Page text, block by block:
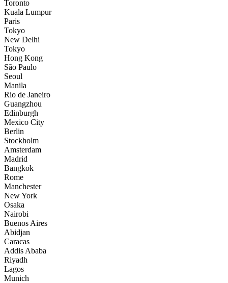
23:06
Lukaku Fenerbahçe’nin paylaşımını beğendi!
20:28
Barışın Kalıcılığı ve Demokratikleşme İhtiyacı
14:54
TAĞŞİŞ YAPAN FİRMALAR HALKTAN ÖZÜR DİLEMELİ!
12:41
Hakkari’de Dağ keçileri ihaleyle Öldürülecek
12:34
Mossad’ın İran Masası Başkanı görevden alındı
21:02
Bitlis Koltik’te Barış Zamanı
17:04
Espressocu patronlar, dönerci overlokçular
13:43
BİR ŞEFİ BÜYÜK YAPAN YEMEKLERİ DEĞİL, ARDINDA
BIRAKTIĞI İZDİR.
13:08
Gülistan Doku soruşturmasında 2 dalgıç tutuklandı
12:20
Kraliçe Beatrix Tahtı Neden Bıraktı
Toronto
Kuala Lumpur
Paris
Tokyo
New Delhi
Tokyo
Hong Kong
São Paulo
Seoul
Manila
Rio de Janeiro
Guangzhou
Edinburgh
Mexico City
Berlin
Stockholm
Amsterdam
Madrid
Bangkok
Rome
Manchester
New York
Osaka
Nairobi
Buenos Aires
Abidjan
Caracas
Addis Ababa
Riyadh
Lagos
Munich